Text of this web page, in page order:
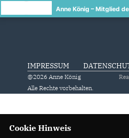
Anne König – Mitglied
IMPRESSUM
@2026 Anne König
Alle Rechte vorbehalten.
Cookie Hinweis